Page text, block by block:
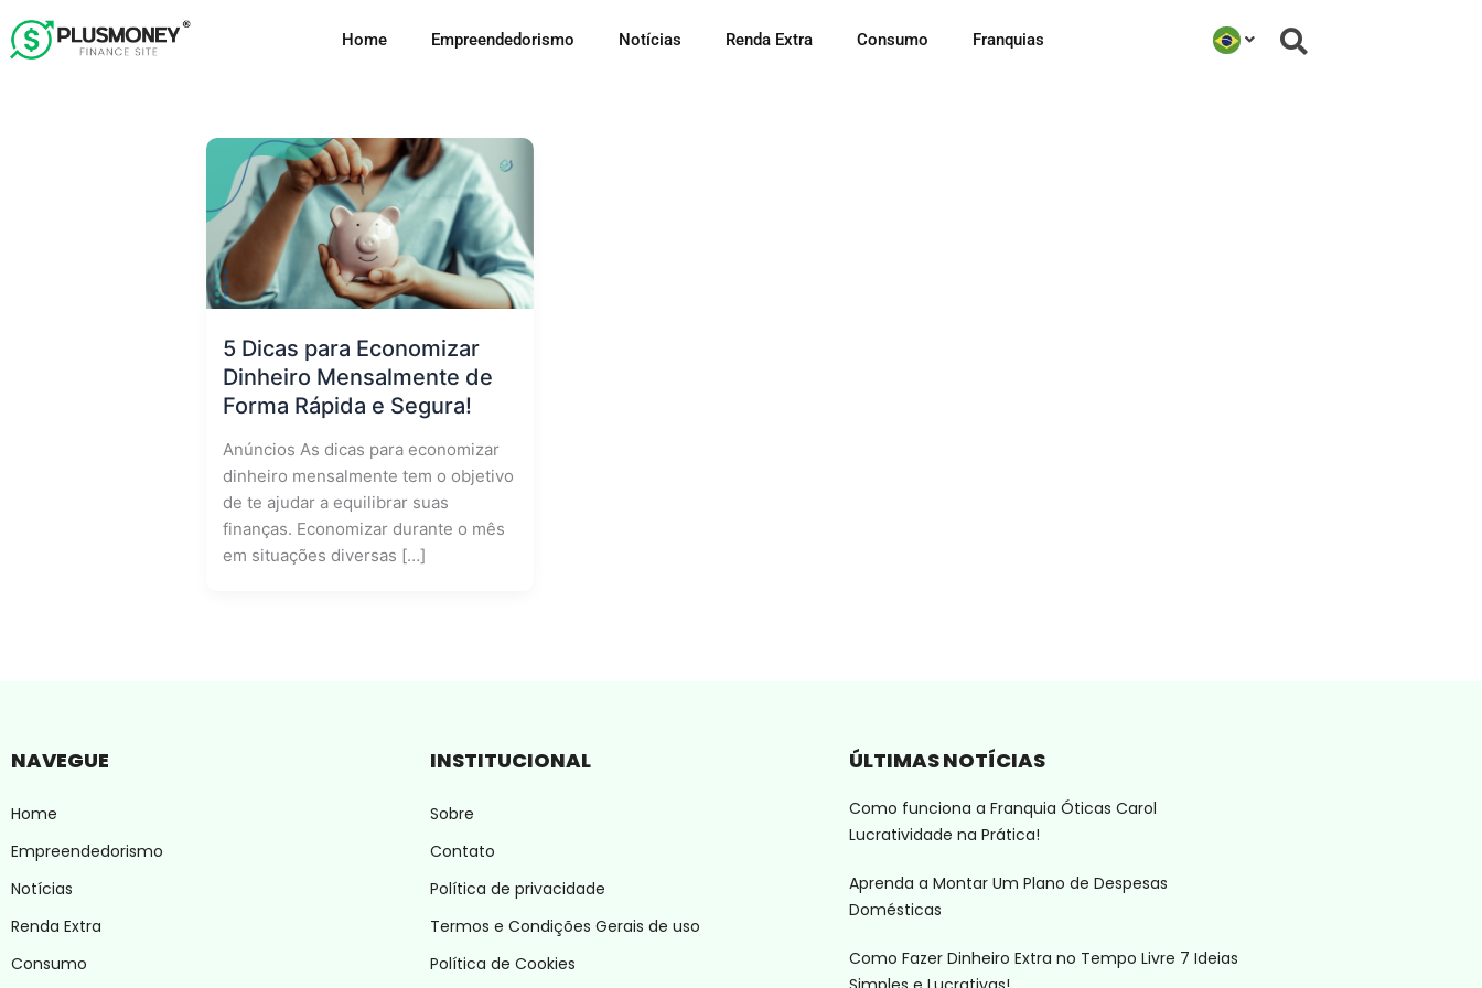
para
Home Empreendedorismo Notícias Renda Extra Consumo Franquias
5 Dicas para Economizar
Dinheiro Mensalmente de
Forma Rápida e Segura!
Anúncios As dicas para economizar
dinheiro mensalmente tem o objetivo
de te ajudar a equilibrar suas
finanças. Economizar durante o mês
em situações diversas […]
NAVEGUE
Home
Empreendedorismo
Notícias
Renda Extra
Consumo
INSTITUCIONAL
Sobre
Contato
Política de privacidade
Termos e Condições Gerais de uso
Política de Cookies
ÚLTIMAS NOTÍCIAS
Como funciona a Franquia Óticas Carol
Lucratividade na Prática!
Aprenda a Montar Um Plano de Despesas
Domésticas
Como Fazer Dinheiro Extra no Tempo Livre 7 Ideias